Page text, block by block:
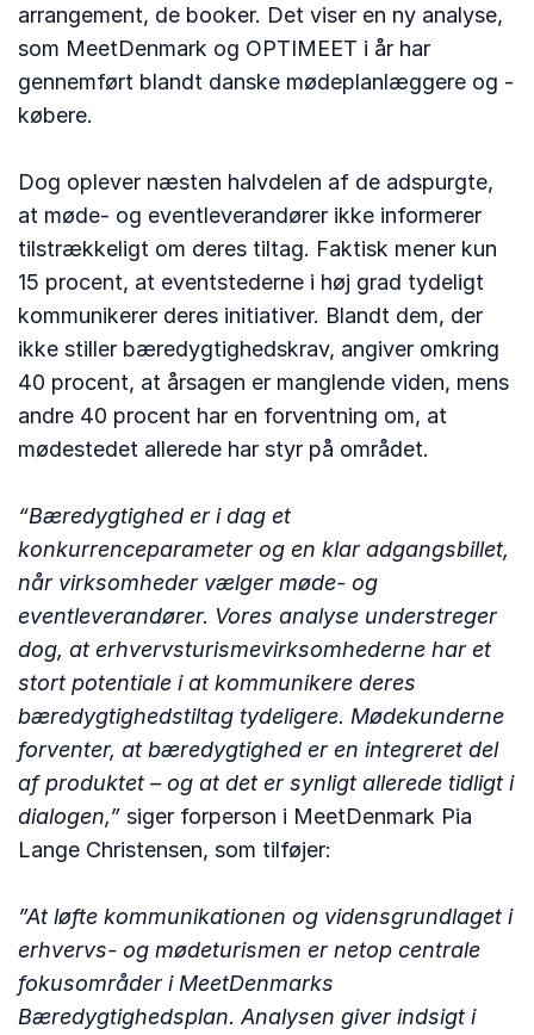
arrangement, de booker. Det viser en ny analyse,
som MeetDenmark og OPTIMEET i år har
gennemført blandt danske mødeplanlæggere og -
købere.
Dog oplever næsten halvdelen af de adspurgte,
at møde- og eventleverandører ikke informerer
tilstrækkeligt om deres tiltag. Faktisk mener kun
15 procent, at eventstederne i høj grad tydeligt
kommunikerer deres initiativer. Blandt dem, der
ikke stiller bæredygtighedskrav, angiver omkring
40 procent, at årsagen er manglende viden, mens
andre 40 procent har en forventning om, at
mødestedet allerede har styr på området.
“Bæredygtighed er i dag et
konkurrenceparameter og en klar adgangsbillet,
når virksomheder vælger møde- og
eventleverandører. Vores analyse understreger
dog, at erhvervsturismevirksomhederne har et
stort potentiale i at kommunikere deres
bæredygtighedstiltag tydeligere. Mødekunderne
forventer, at bæredygtighed er en integreret del
af produktet – og at det er synligt allerede tidligt i
dialogen,” siger forperson i MeetDenmark Pia
Lange Christensen, som tilføjer:
”At løfte kommunikationen og vidensgrundlaget i
erhvervs- og mødeturismen er netop centrale
fokusområder i MeetDenmarks
Bæredygtighedsplan. Analysen giver indsigt i